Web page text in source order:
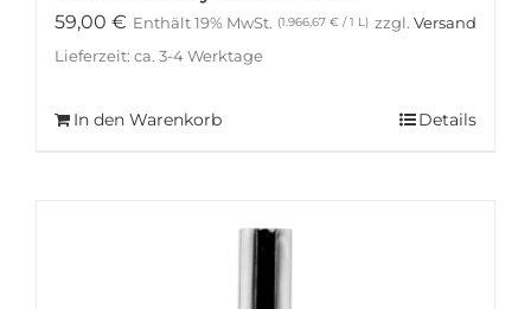
59,00 € Enthält 19% MwSt. (1.966,67€ / 1 L) zzgl. Versand
Lieferzeit: ca. 3-4 Werktage
In den Warenkorb Details